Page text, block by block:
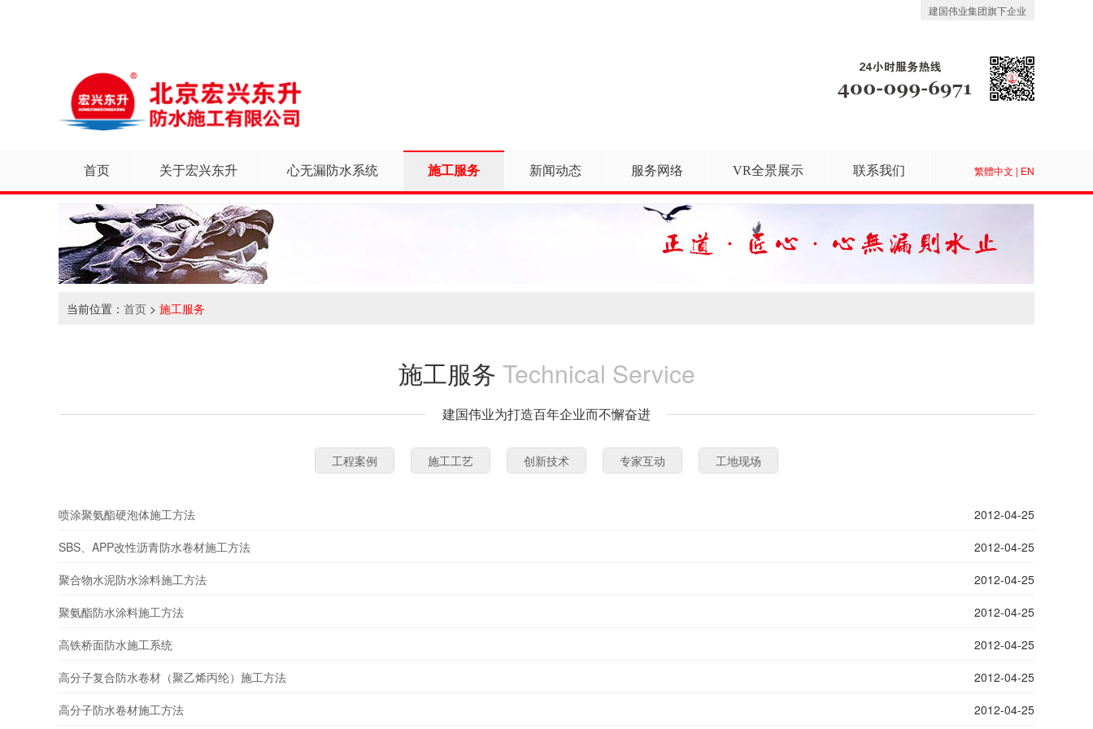
建国伟业集团旗下企业
首页 关于宏兴东升 心无漏防水系统 施工服务 新闻动态 服务网络 VR全景展示 联系我们 繁體中文 | EN
当前位置： 首页 > 施工服务
施工服务 Technical Service
建国伟业为打造百年企业而不懈奋进
工程案例 施工工艺 创新技术 专家互动 工地现场
2012-04-25
喷涂聚氨酯硬泡体施工方法
2012-04-25
SBS、APP改性沥青防水卷材施工方法
2012-04-25
聚合物水泥防水涂料施工方法
2012-04-25
聚氨酯防水涂料施工方法
2012-04-25
高铁桥面防水施工系统
2012-04-25
高分子复合防水卷材（聚乙烯丙纶）施工方法
2012-04-25
高分子防水卷材施工方法